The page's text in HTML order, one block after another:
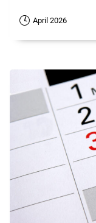
April 2026